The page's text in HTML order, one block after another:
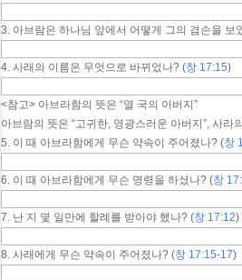
3. 아브람은 하나님 앞에서 어떻게 그의 겸손을 보
4. 사래의 이름은 무엇으로 바뀌었나? (창 17:15)
<참고> 아브라함의 뜻은 “열 국의 아버지”
아브람의 뜻은 “고귀한, 영광스러운 아버지”, 사라
5. 이 때 아브라함에게 무슨 약속이 주어졌나? (창
6. 이 때 아브라함에게 무슨 명령을 하셨나? (창
7. 난 지 몇 일만에 할례를 받아야 했나? (창 17:12)
8. 사래에게 무슨 약속이 주어졌나? (창 17:15-17)